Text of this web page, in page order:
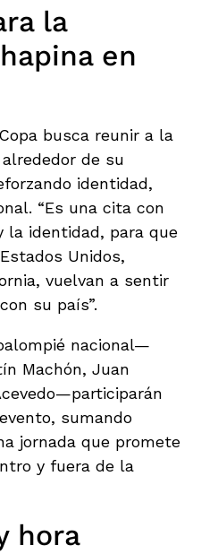
la
en
busca reunir a la
de su
identidad,
“Es una cita con
la identidad, para que
Unidos,
vuelvan a sentir
su país”.
nacional—
Machón, Juan
sumando
jornada que promete
y fuera de la
hora